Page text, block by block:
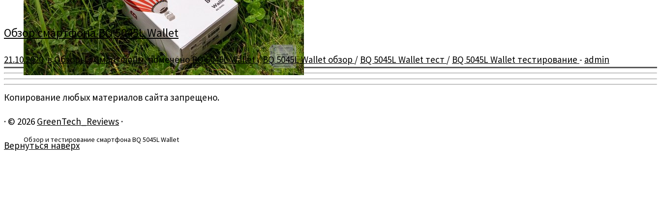
Обзор и тестирование смартфона BQ 5045L Wallet
Обзор смартфона BQ 5045L Wallet
21.10.2020вОбзоры/СмартфоныпомеченоBQ 5045L Wallet/BQ 5045L Wallet обзор / BQ 5045L Wallet тест / BQ 5045L Wallet тестирование - admin
Копирование любых материалов сайта запрещено.
· © 2026 GreenTech_Reviews ·
Вернуться наверх